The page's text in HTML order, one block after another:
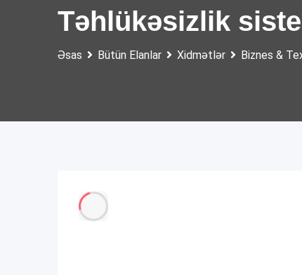
Təhlükəsizlik
Əsas Bütün Elanlar Xidmətlər Biznes &